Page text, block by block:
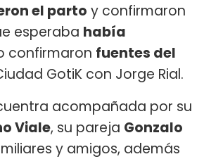
el parto y confirmaron
esperaba había
confirmaron fuentes del
GotiK con Jorge Rial.
acompañada por su
Viale, su pareja Gonzalo
y amigos, además